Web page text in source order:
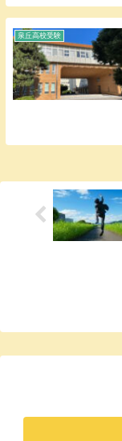
泉丘高校受験